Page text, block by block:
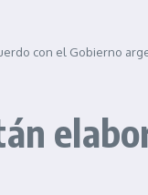
con el Gobierno